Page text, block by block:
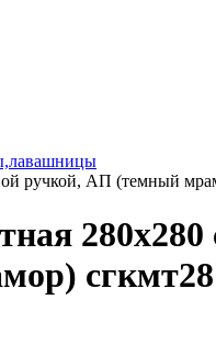
ручкой, АП (темный
280х280